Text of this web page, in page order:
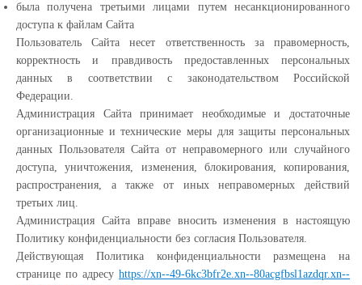
была получена третьими лицами путем несанкционированного
доступа к файлам Сайта
Пользователь Сайта несет ответственность за правомерность,
корректность и правдивость предоставленных персональных
данных в соответствии с законодательством Российской
Федерации.
Администрация Сайта принимает необходимые и достаточные
организационные и технические меры для защиты персональных
данных Пользователя Сайта от неправомерного или случайного
доступа, уничтожения, изменения, блокирования, копирования,
распространения, а также от иных неправомерных действий
третьих лиц.
Администрация Сайта вправе вносить изменения в настоящую
Политику конфиденциальности без согласия Пользователя.
Действующая Политика конфиденциальности размещена на
странице по адресу https://xn--49-6kc3bfr2e.xn--80acgfbsl1azdqr.xn--